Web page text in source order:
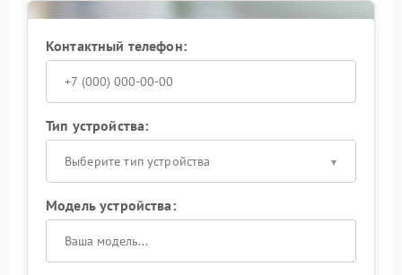
Контактный телефон:
Тип устройства:
Выберите тип устройства
Модель устройства: